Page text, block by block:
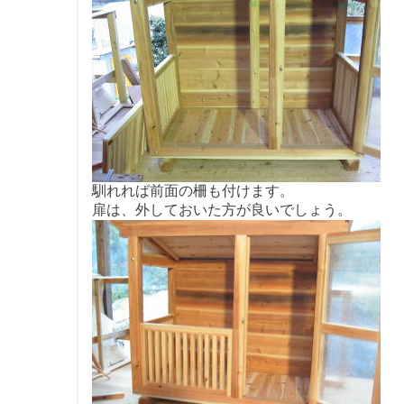
馴れれば前面の柵も付けます。
扉は、外しておいた方が良いでしょう。